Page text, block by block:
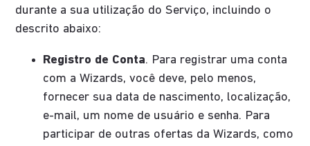
durante a sua utilização do Serviço, incluindo o
descrito abaixo:
Registro de Conta. Para registrar uma conta
com a Wizards, você deve, pelo menos,
fornecer sua data de nascimento, localização,
e-mail, um nome de usuário e senha. Para
participar de outras ofertas da Wizards, como